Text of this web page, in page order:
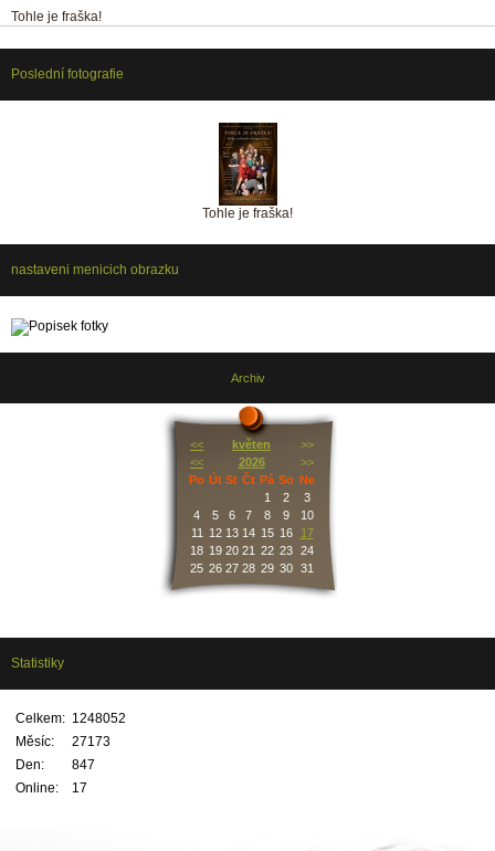
Tohle je fraška!
Poslední fotografie
Tohle je fraška!
nastaveni menicich obrazku
Archiv
<< květen
>>
<<
2026
>>
Po Út St Čt Pá So Ne
1
2
3
4
5 6 7 8 9
10
11
12 13 14 15 16
17
18 19 20 21 22 23 24
25 26 27 28 29 30 31
Statistiky
Online: 17
Celkem: 1248052
Měsíc:
27173
Den:
847